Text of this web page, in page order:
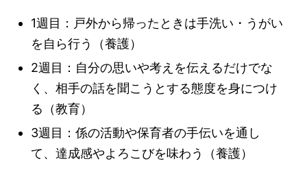
1週目：戸外から帰ったときは手洗い・うがい
を自ら行う（養護）
2週目：自分の思いや考えを伝えるだけでな
く、相手の話を聞こうとする態度を身につけ
る（教育）
3週目：係の活動や保育者の手伝いを通し
て、達成感やよろこびを味わう（養護）